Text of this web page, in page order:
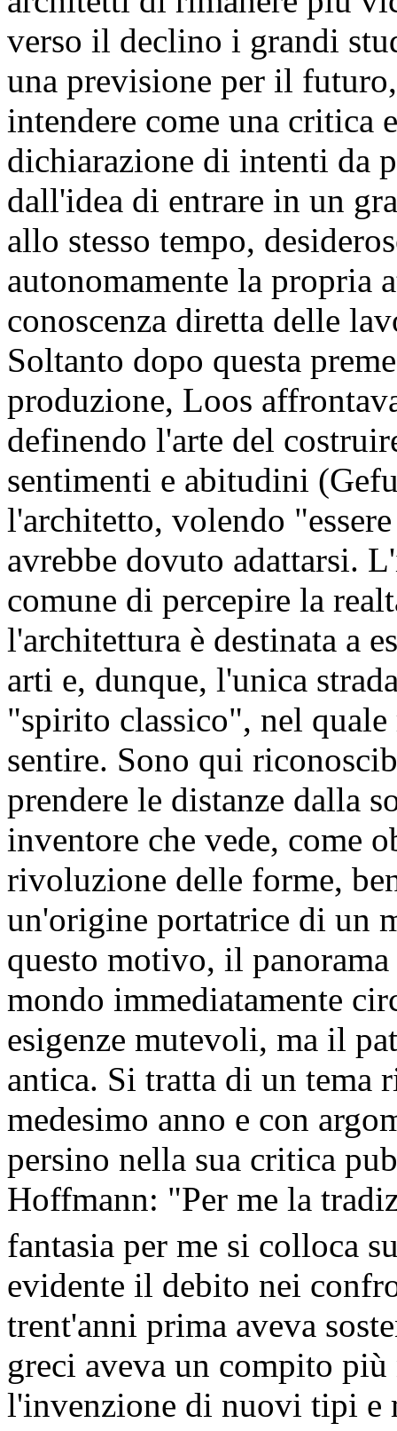
verso il declino i grandi
una previsione per il
intendere come una critica
dichiarazione di intenti da
dall'idea di entrare in un
allo stesso tempo,
autonomamente la propria
conoscenza diretta delle
Soltanto dopo questa
produzione, Loos
definendo l'arte del
sentimenti e abitudini
l'architetto, volendo
avrebbe dovuto adattarsi.
comune di percepire la
l'architettura è destinata a
arti e, dunque, l'unica
"spirito classico", nel
sentire. Sono qui
prendere le distanze dalla
inventore che vede, come
rivoluzione delle forme,
un'origine portatrice di un
questo motivo, il
mondo immediatamente
esigenze mutevoli, ma il
antica. Si tratta di un tema
medesimo anno e con
persino nella sua critica
Hoffmann: "Per me la
fantasia per me si colloca
evidente il debito nei
trent'anni prima aveva
greci aveva un compito
l'invenzione di nuovi tipi e